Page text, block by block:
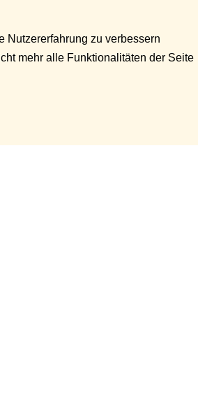
Nutzererfahrung zu verbessern
mehr alle Funktionalitäten der Seite